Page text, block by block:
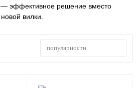
— эффективное решение вместо
вилки.
популярности